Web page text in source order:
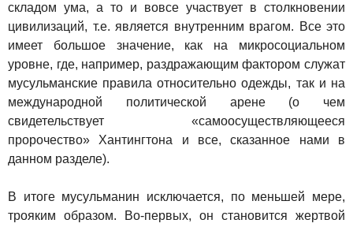
складом ума, а то и вовсе участвует в столкновении
цивилизаций, т.е. является внутренним врагом. Все это
имеет большое значение, как на микросоциальном
уровне, где, например, раздражающим фактором служат
мусульманские правила относительно одежды, так и на
международной политической арене (о чем
свидетельствует «самоосуществляющееся
пророчество» Хантингтона и все, сказанное нами в
данном разделе).
В итоге мусульманин исключается, по меньшей мере,
трояким образом. Во-первых, он становится жертвой